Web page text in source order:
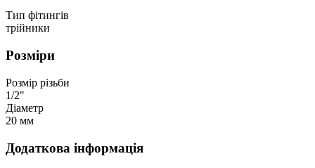
Тип фітингів
трійники
Розміри
Розмір різьби
1/2"
Діаметр
20 мм
Додаткова інформація